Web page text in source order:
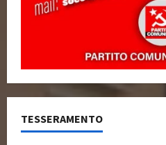
TESSERAMENTO